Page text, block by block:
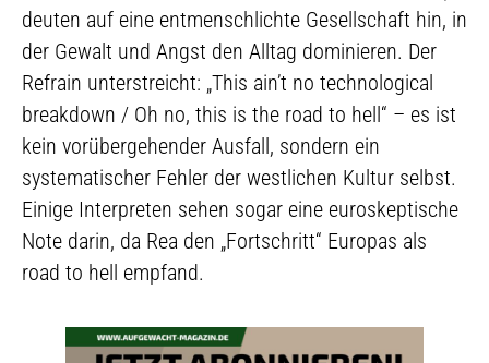
deuten auf eine entmenschlichte Gesellschaft hin, in
der Gewalt und Angst den Alltag dominieren. Der
Refrain unterstreicht: „This ain’t no technological
breakdown / Oh no, this is the road to hell“ – es ist
kein vorübergehender Ausfall, sondern ein
systematischer Fehler der westlichen Kultur selbst.
Einige Interpreten sehen sogar eine euroskeptische
Note darin, da Rea den „Fortschritt“ Europas als
road to hell empfand.